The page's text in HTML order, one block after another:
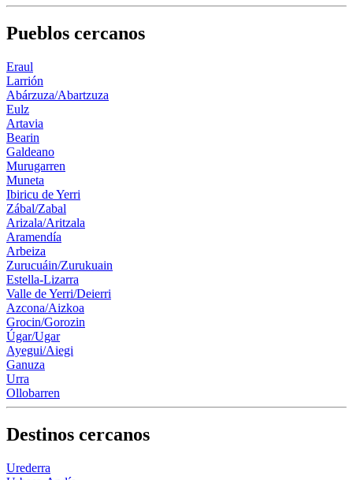
Pueblos cercanos
Eraul
Larrión
Abárzuza/Abartzuza
Eulz
Artavia
Bearin
Galdeano
Murugarren
Muneta
Ibiricu de Yerri
Zábal/Zabal
Arizala/Aritzala
Aramendía
Arbeiza
Zurucuáin/Zurukuain
Estella-Lizarra
Valle de Yerri/Deierri
Azcona/Aizkoa
Grocin/Gorozin
Úgar/Ugar
Ayegui/Aiegi
Ganuza
Urra
Ollobarren
Destinos cercanos
Urederra